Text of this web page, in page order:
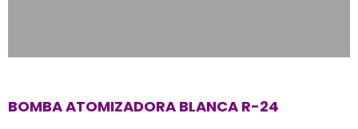
BOMBA ATOMIZADORA BLANCA R-24